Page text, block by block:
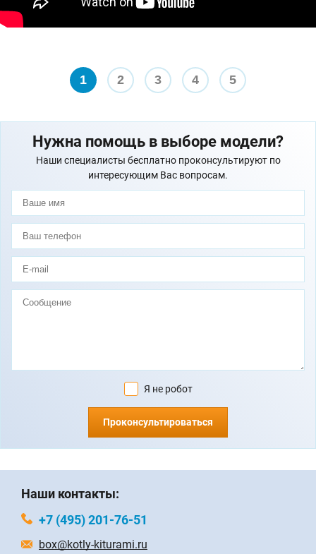
1 2 3 4 5
Нужна помощь в выборе модели?
Наши специалисты бесплатно проконсультируют по
интересующим Вас вопросам.
Я не робот
Проконсультироваться
Наши контакты:
+7 (495) 201-76-51
box@kotly-kiturami.ru